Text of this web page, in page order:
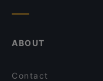
ABOUT
Contact